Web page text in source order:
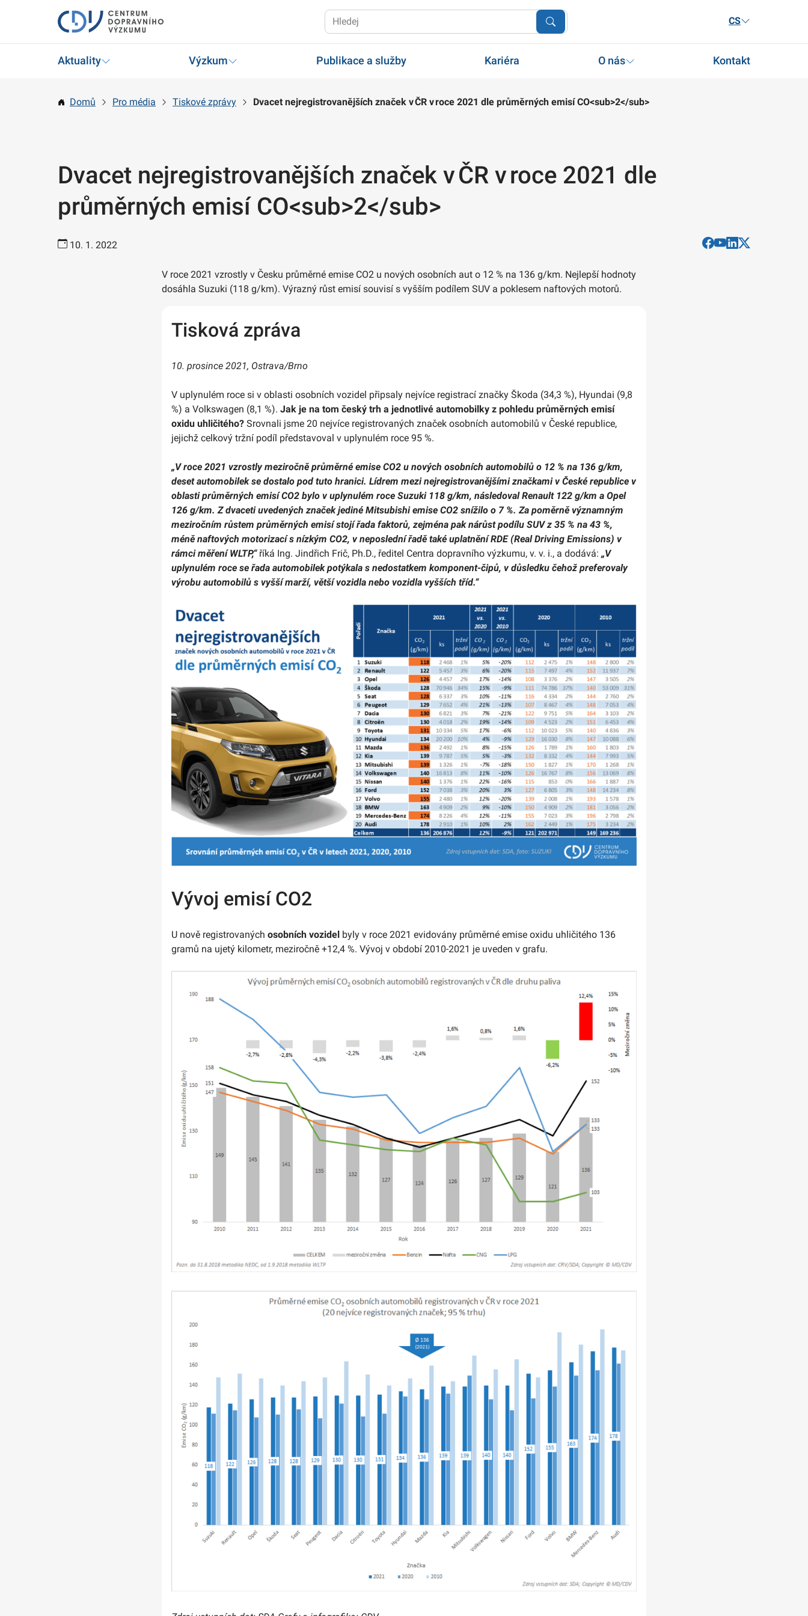
CS
Aktuality Výzkum Publikace a služby Kariéra O nás Kontakt
Domů Pro média Tiskové zprávy Dvacet nejregistrovanějších značek v ČR v roce 2021 dle průměrných emisí CO<sub>2</sub>
Dvacet nejregistrovanějších značek v ČR v roce 2021 dle
průměrných emisí CO<sub>2</sub>
10. 1. 2022
V roce 2021 vzrostly v Česku průměrné emise CO2 u nových osobních aut o 12 % na 136 g/km. Nejlepší hodnoty
dosáhla Suzuki (118 g/km). Výrazný růst emisí souvisí s vyšším podílem SUV a poklesem naftových motorů.
Tisková zpráva
10. prosince 2021, Ostrava/Brno
V uplynulém roce si v oblasti osobních vozidel připsaly nejvíce registrací značky Škoda (34,3 %), Hyundai (9,8
%) a Volkswagen (8,1 %). Jak je na tom český trh a jednotlivé automobilky z pohledu průměrných emisí
oxidu uhličitého?Srovnali jsme 20 nejvíce registrovaných značek osobních automobilů v České republice,
jejichž celkový tržní podíl představoval v uplynulém roce 95 %.
„V roce 2021 vzrostly meziročně průměrné emise CO2 u nových osobních automobilů o 12 % na 136 g/km,
deset automobilek se dostalo pod tuto hranici. Lídrem mezi nejregistrovanějšími značkami v České republice v
oblasti průměrných emisí CO2 bylo v uplynulém roce Suzuki 118 g/km, následoval Renault 122 g/km a Opel
126 g/km. Z dvaceti uvedených značek jediné Mitsubishi emise CO2 snížilo o 7 %. Za poměrně významným
meziročním růstem průměrných emisí stojí řada faktorů, zejména pak nárůst podílu SUV z 35 % na 43 %,
méně naftových motorizací s nízkým CO2, v neposlední řadě také uplatnění RDE (Real Driving Emissions) v
rámci měření WLTP,“říká Ing. Jindřich Frič, Ph.D., ředitel Centra dopravního výzkumu, v. v. i., a dodává: „V
uplynulém roce se řada automobilek potýkala s nedostatkem komponent-čipů, v důsledku čehož preferovaly
výrobu automobilů s vyšší marží, větší vozidla nebo vozidla vyšších tříd.“
Vývoj emisí CO2
U nově registrovaných osobních vozidel byly v roce 2021 evidovány průměrné emise oxidu uhličitého 136
gramů na ujetý kilometr, meziročně +12,4 %. Vývoj v období 2010-2021 je uveden v grafu.